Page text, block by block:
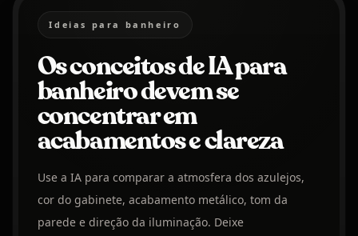
Ideias para banheiro
Os conceitos de IA para
banheiro devem se
concentrar em
acabamentos e clareza
Use a IA para comparar a atmosfera dos azulejos,
cor do gabinete, acabamento metálico, tom da
parede e direção da iluminação. Deixe